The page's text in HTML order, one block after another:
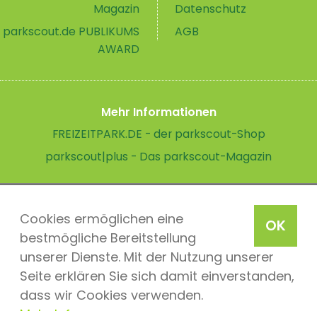
OK
Cookies ermöglichen eine
bestmögliche Bereitstellung
unserer Dienste. Mit der Nutzung unserer
Seite erklären Sie sich damit einverstanden,
dass wir Cookies verwenden.
Magazin
parkscout.de PUBLIKUMS
AWARD
Datenschutz
AGB
Mehr Informationen
FREIZEITPARK.DE - der parkscout-Shop
parkscout|plus - Das parkscout-Magazin